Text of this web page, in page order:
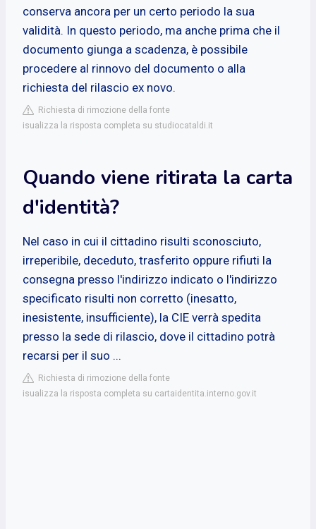
conserva ancora per un certo periodo la sua
validità. In questo periodo, ma anche prima che il
documento giunga a scadenza, è possibile
procedere al rinnovo del documento o alla
richiesta del rilascio ex novo.
Richiesta di rimozione della fonte
isualizza la risposta completa su studiocataldi.it
Quando viene ritirata la carta
d'identità?
Nel caso in cui il cittadino risulti sconosciuto,
irreperibile, deceduto, trasferito oppure rifiuti la
consegna presso l'indirizzo indicato o l'indirizzo
specificato risulti non corretto (inesatto,
inesistente, insufficiente), la CIE verrà spedita
presso la sede di rilascio, dove il cittadino potrà
recarsi per il suo ...
Richiesta di rimozione della fonte
isualizza la risposta completa su cartaidentita.interno.gov.it